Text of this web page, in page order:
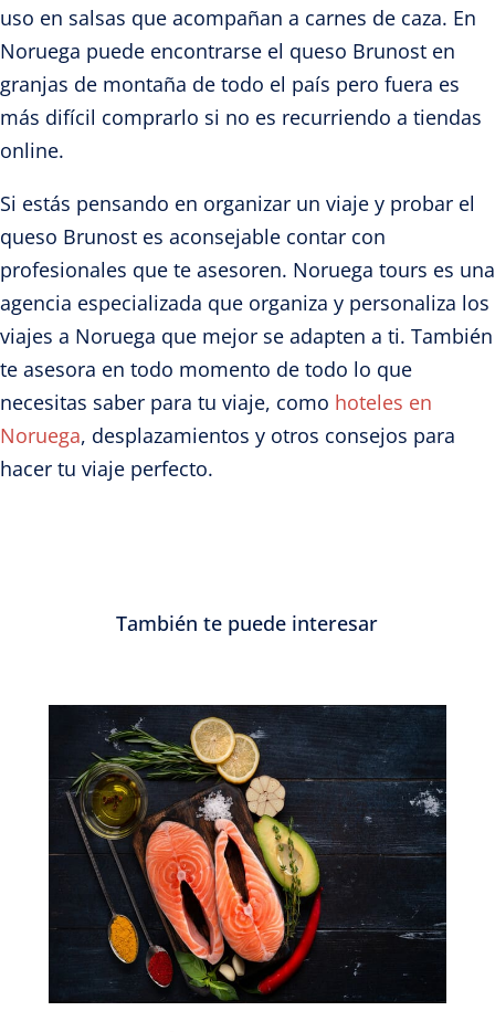
uso en salsas que acompañan a carnes de caza. En
Noruega puede encontrarse el queso Brunost en
granjas de montaña de todo el país pero fuera es
más difícil comprarlo si no es recurriendo a tiendas
online.
Si estás pensando en organizar un viaje y probar el
queso Brunost es aconsejable contar con
profesionales que te asesoren. Noruega tours es una
agencia especializada que organiza y personaliza los
viajes a Noruega que mejor se adapten a ti. También
te asesora en todo momento de todo lo que
necesitas saber para tu viaje, como hoteles en
Noruega, desplazamientos y otros consejos para
hacer tu viaje perfecto.
También te puede interesar